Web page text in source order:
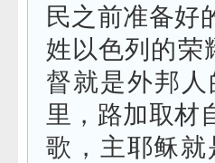
民之前准备好
姓以色列的荣
督就是外邦
里，路加取材
歌，主耶稣就